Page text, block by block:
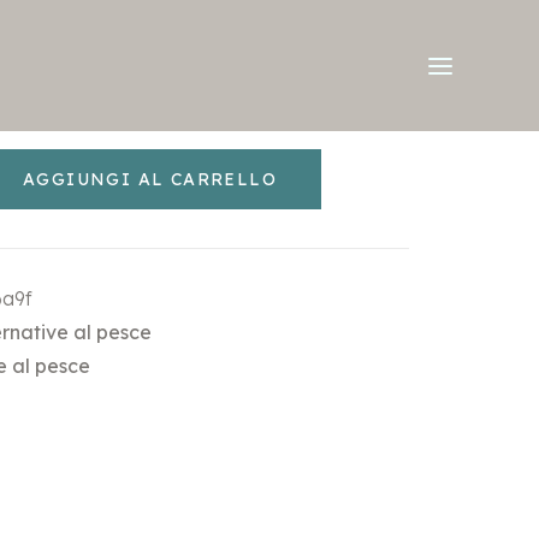
AGGIUNGI AL CARRELLO
al pesce
al pesce